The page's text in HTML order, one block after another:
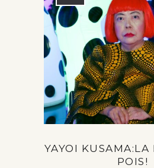
YAYOI KUSAMA:LA
POIS!